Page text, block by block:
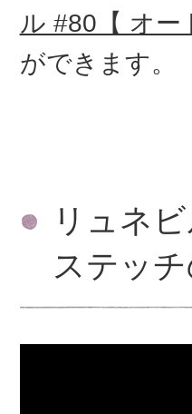
ル #80【 オ
ができます。
リュネ
ステッチ